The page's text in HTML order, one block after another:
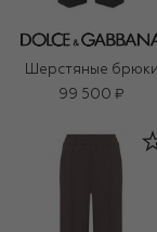
Шерстяные брюки
99 500 ₽